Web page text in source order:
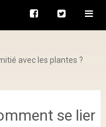
avec les plantes ?
se lier